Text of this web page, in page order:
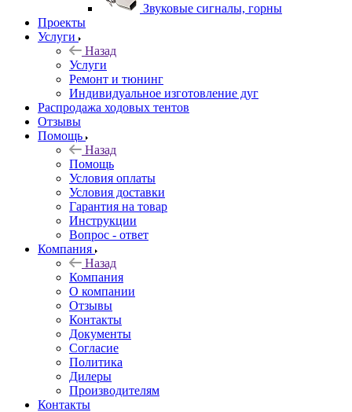
Звуковые сигналы, горны
Проекты
Услуги
Назад
Услуги
Ремонт и тюнинг
Индивидуальное изготовление дуг
Распродажа ходовых тентов
Отзывы
Помощь
Назад
Помощь
Условия оплаты
Условия доставки
Гарантия на товар
Инструкции
Вопрос - ответ
Компания
Назад
Компания
О компании
Отзывы
Контакты
Документы
Согласие
Политика
Дилеры
Производителям
Контакты